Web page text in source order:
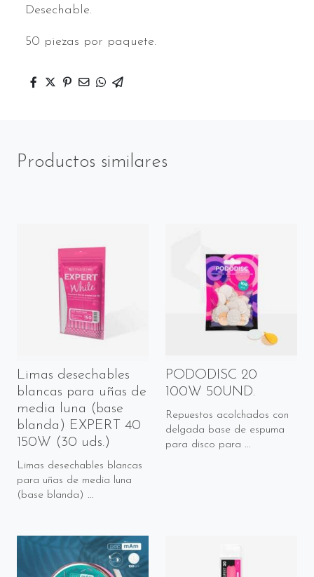
Desechable.
50 piezas por paquete.
Productos similares
Limas desechables
blancas para uñas de
media luna (base
blanda) EXPERT 40
150W (30 uds.)
Limas desechables blancas
para uñas de media luna
(base blanda) ...
PODODISC 20
100W 50UND.
Repuestos acolchados con
delgada base de espuma
para disco para ...